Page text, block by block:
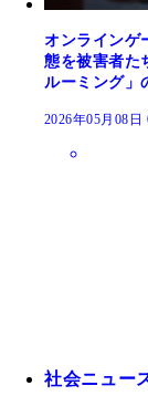
オンラインゲ
態を被害者た
ルーミング」
2026年05月08日
社会ニュー